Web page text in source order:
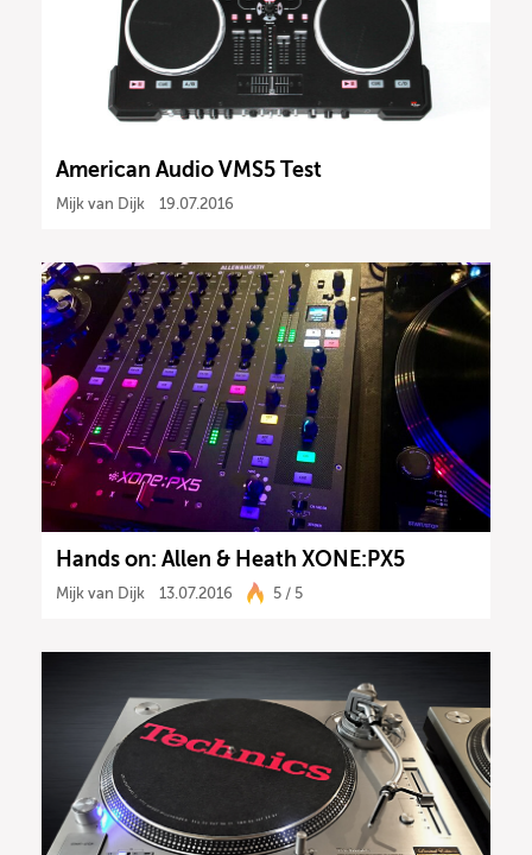
American Audio VMS5 Test
Mijk van Dijk 19.07.2016
Hands on: Allen & Heath XONE:PX5
Mijk van Dijk 13.07.2016 5 / 5